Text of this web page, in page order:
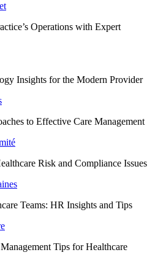
Operations with Expert
Insights for the Modern Provider
to Effective Care Management
Risk and Compliance Issues
Teams: HR Insights and Tips
Tips for Healthcare